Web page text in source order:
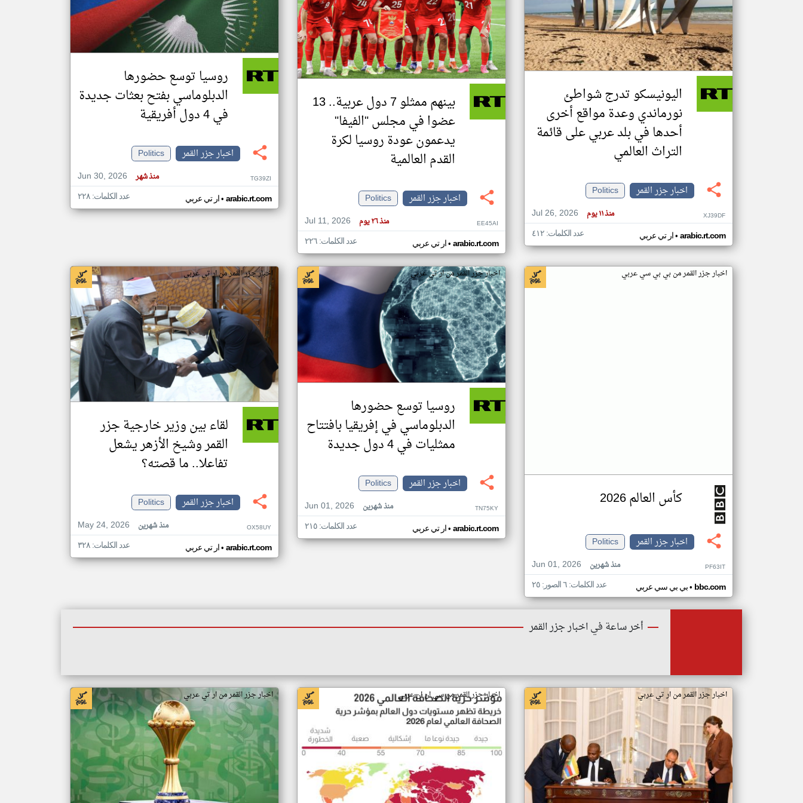
تغيير الدولة
اخبار جزر القمر على مدار الساعة
أهم اخبار جزر القمر العاجلة والمباشرة
اليونيسكو تدرج شواطئ
نورماندي وعدة مواقع أخرى
أحدها في بلد عربي على قائمة
التراث العالمي
اخبار جزر القمر
Politics
Jul 26, 2026
منذ ١١ يوم XJ39DF
ار تي عربي• arabic.rt.com عدد الكلمات: ٤١٢
بينهم ممثلو 7 دول عربية.. 13
عضوا في مجلس "الفيفا"
يدعمون عودة روسيا لكرة
القدم العالمية
اخبار جزر القمر
Politics
Jul 11, 2026
منذ ٢٦ يوم EE45AI
ار تي عربي• arabic.rt.com عدد الكلمات: ٢٢٦
روسيا توسع حضورها
الدبلوماسي بفتح بعثات جديدة
في 4 دول أفريقية
اخبار جزر القمر
Politics
Jun 30, 2026
منذ شهر TG39ZI
ار تي عربي• arabic.rt.com عدد الكلمات: ٢٢٨
اخبار جزر القمر من بي بي سي عربي
كأس العالم 2026
اخبار جزر القمر
Politics
Jun 01, 2026
منذ شهرين PF63IT
بي بي سي عربي• bbc.com عدد الكلمات: ٦ الصور: ٢٥
اخبار جزر القمر من ار تي عربي
روسيا توسع حضورها
الدبلوماسي في إفريقيا بافتتاح
ممثليات في 4 دول جديدة
اخبار جزر القمر
Politics
Jun 01, 2026
منذ شهرين TN75KY
ار تي عربي• arabic.rt.com عدد الكلمات: ٢١٥
اخبار جزر القمر من ار تي عربي
لقاء بين وزير خارجية جزر
القمر وشيخ الأزهر يشعل
تفاعلا.. ما قصته؟
اخبار جزر القمر
Politics
May 24, 2026
منذ شهرين OX58UY
ار تي عربي• arabic.rt.com عدد الكلمات: ٣٢٨
أخر ساعة في اخبار جزر القمر
اخبار جزر القمر من ار تي عربي اخبار جزر القمر من سي ان ان عربي اخبار جزر القمر من ار تي عربي
klyoum.com